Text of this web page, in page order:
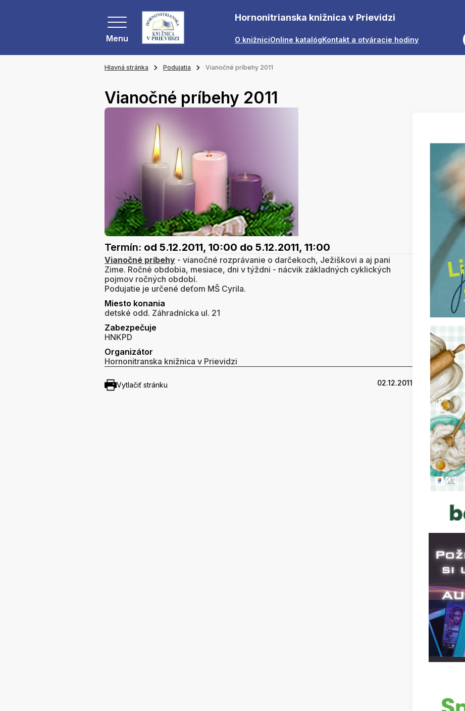
Menu
Hornonitrianska knižnica v Prievidzi
O knižniciOnline katalógKontakt a otváracie hodiny
Hlavná stránka Podujatia Vianočné príbehy 2011
Vianočné príbehy 2011
Termín: od 5.12.2011, 10:00 do 5.12.2011, 11:00
Vianočné príbehy - vianočné rozprávanie o darčekoch, Ježiškovi a aj pani
Zime. Ročné obdobia, mesiace, dni v týždni - nácvik základných cyklických
pojmov ročných období.
Podujatie je určené deťom MŠ Cyrila.
Miesto konania
detské odd. Záhradnícka ul. 21
Zabezpečuje
HNKPD
Organizátor
Hornonitranska knižnica v Prievidzi
Vytlačiť stránku 02.12.2011